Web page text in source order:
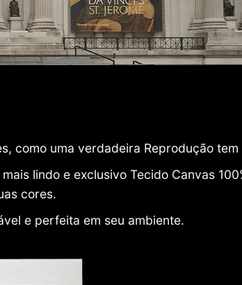
como uma verdadeira Reprodução tem
lindo e exclusivo Tecido Canvas
cores.
e perfeita em seu ambiente.